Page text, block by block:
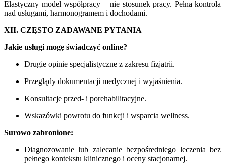
Elastyczny model współpracy – nie stosunek pracy. Pełna kontrola
nad usługami, harmonogramem i dochodami.
XII. CZĘSTO ZADAWANE PYTANIA
Jakie usługi mogę świadczyć online?
Drugie opinie specjalistyczne z zakresu fizjatrii.
Przeglądy dokumentacji medycznej i wyjaśnienia.
Konsultacje przed- i porehabilitacyjne.
Wskazówki powrotu do funkcji i wsparcia wellness.
Surowo zabronione:
Diagnozowanie lub zalecanie bezpośredniego leczenia bez
pełnego kontekstu klinicznego i oceny stacjonarnej.